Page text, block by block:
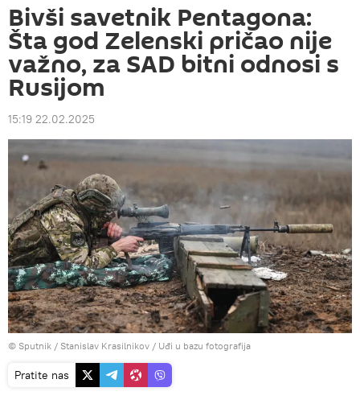
Bivši savetnik Pentagona:
Šta god Zelenski pričao nije
važno, za SAD bitni odnosi s
Rusijom
15:19 22.02.2025
© Sputnik / Stanislav Krasilnikov / Uđi u bazu fotografija
Pratite nas